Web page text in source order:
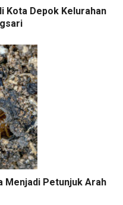
Kota Depok Kelurahan
Menjadi Petunjuk Arah